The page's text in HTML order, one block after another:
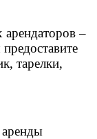
–
тарелки,